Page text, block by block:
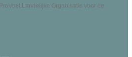
Landelijke Organisatie voor de